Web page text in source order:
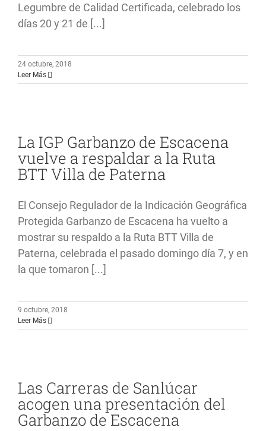
Legumbre de Calidad Certificada, celebrado los
días 20 y 21 de [...]
24 octubre, 2018
Leer Más
La IGP Garbanzo de Escacena
vuelve a respaldar a la Ruta
BTT Villa de Paterna
El Consejo Regulador de la Indicación Geográfica
Protegida Garbanzo de Escacena ha vuelto a
mostrar su respaldo a la Ruta BTT Villa de
Paterna, celebrada el pasado domingo día 7, y en
la que tomaron [...]
9 octubre, 2018
Leer Más
Las Carreras de Sanlúcar
acogen una presentación del
Garbanzo de Escacena